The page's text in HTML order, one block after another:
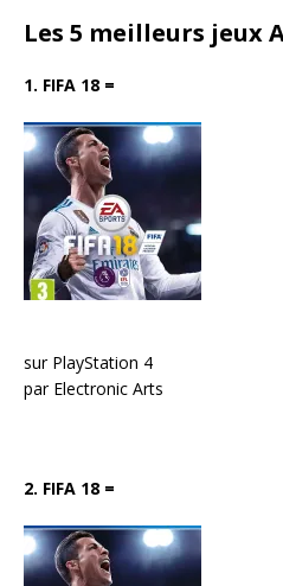
Les 5 meilleurs jeux
1. FIFA 18 =
sur PlayStation 4
par Electronic Arts
2. FIFA 18 =